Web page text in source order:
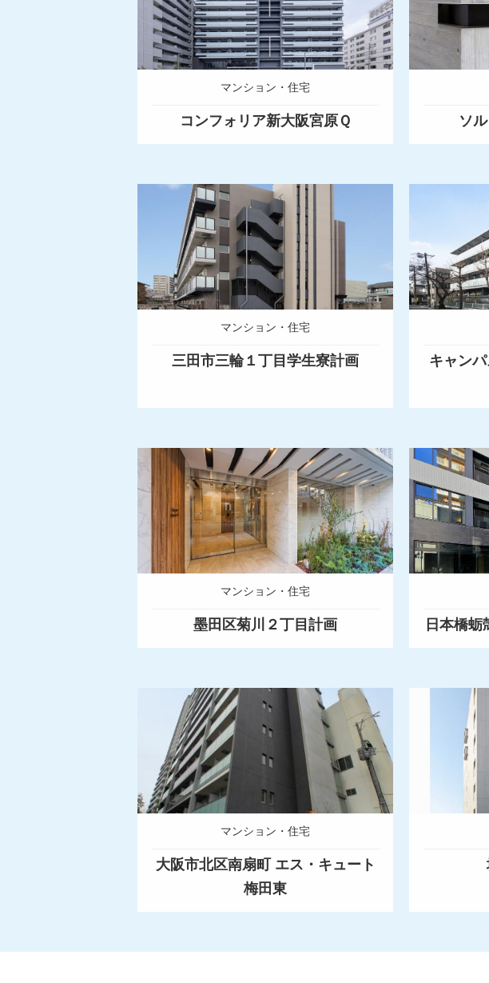
マンション・住宅
コンフォリア新大阪宮原Ｑ ソ
マンション・住宅
三田市三輪１丁目学生寮計画
キャン
マンション・住宅
墨田区菊川２丁目計画 日本橋蛎
マンション・住宅
大阪市北区南扇町 エス・キュート
梅田東